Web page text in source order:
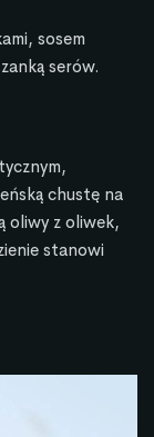
sosem
serów.
chustę na
oliwy z oliwek,
stanowi